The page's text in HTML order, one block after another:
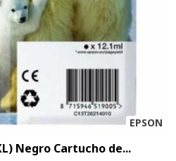
EPSON
Negro Cartucho de...